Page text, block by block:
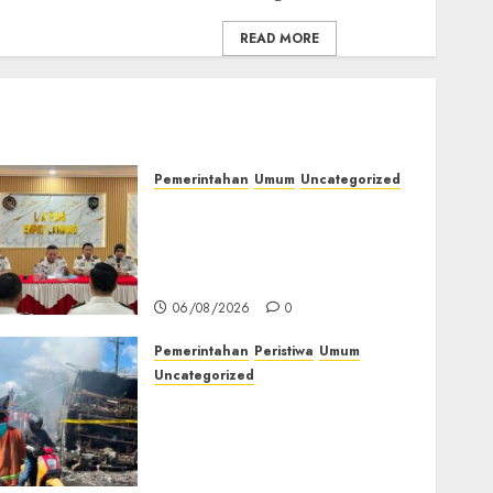
READ MORE
Pemerintahan Umum Uncategorized
06/08/2026 0
Pemerintahan Peristiwa Umum
Uncategorized